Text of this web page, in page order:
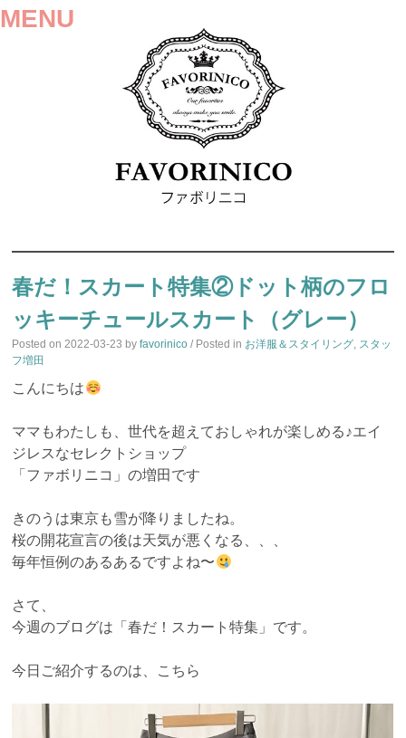
MENU
TO
春だ！スカート特集②ドット柄のフロ
ッキーチュールスカート（グレー）
Posted on2022-03-23 byfavorinico / Posted in お洋服＆スタイリング, スタッ
フ増田
こんにちは
ママもわたしも、世代を超えておしゃれが楽しめる♪エイ
ジレスなセレクトショップ
「ファボリニコ」の増田です
きのうは東京も雪が降りましたね。
桜の開花宣言の後は天気が悪くなる、、、
毎年恒例のあるあるですよね〜
さて、
今週のブログは「春だ！スカート特集」です。
今日ご紹介するのは、こちら